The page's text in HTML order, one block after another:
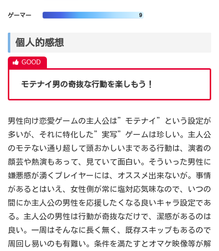
ゲーマー 9
個人的感想
モテナイ男の奇抜な行動を楽しもう！
男性向け恋愛ゲームの主人公は”モテナイ”という設定が
多いが、それに特化した”実写”ゲームは珍しい。主人公
のモテない通り超して頭おかしいまである行動は、演者の
顔芸や熱演もあって、見ていて面白い。そういった男性に
嫌悪感が湧くプレイヤーには、オススメ出来ないが。事情
があるとはいえ、女性側が常に塩対応気味なので、いつの
間にか主人公の男性を応援したくなる良いキャラ設定であ
る。主人公の男性は行動が奇抜なだけで、潔感があるのは
良い。一周はそんなに長く無く、既存スキップもあるので
周回し易いのも有難い。条件を満たすとオマケ映像等が解